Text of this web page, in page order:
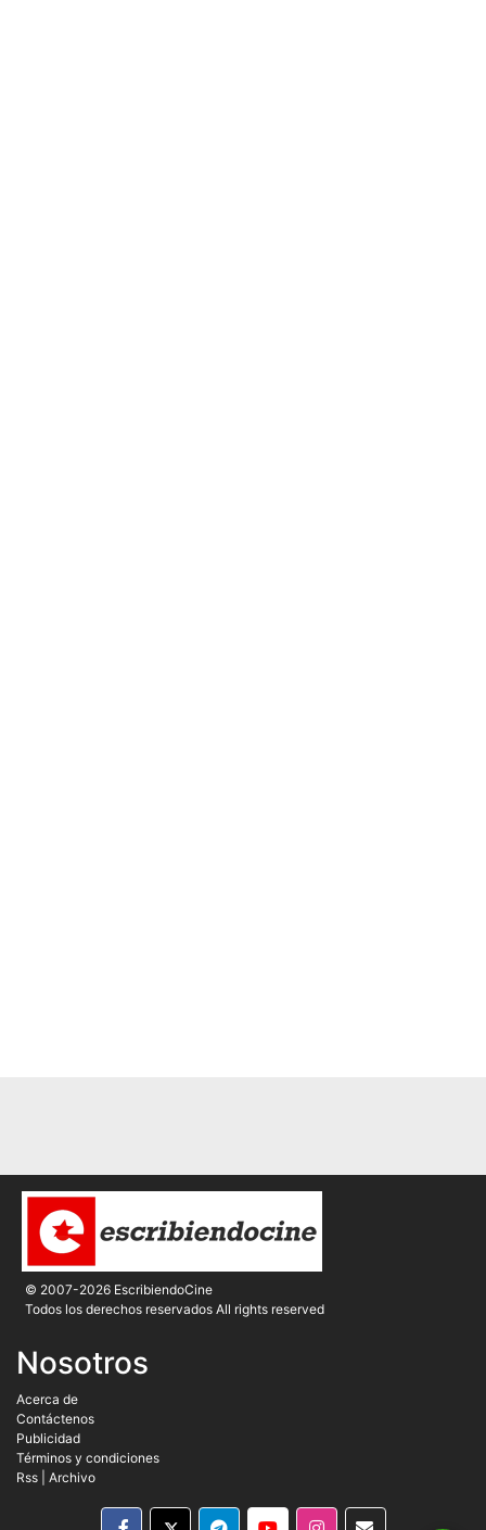
© 2007-2026 EscribiendoCine
Todos los derechos reservados All rights reserved
Nosotros
Acerca de
Contáctenos
Publicidad
Términos y condiciones
Rss
Archivo